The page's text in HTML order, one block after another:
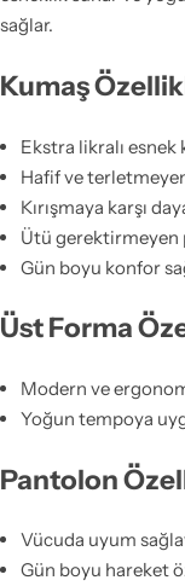
sağlar.
Kumaş
Ekstra likralı esnek
Hafif ve
Kırışmaya karşı
Ütü gerektirmeyen
Gün boyu konfor
Üst Forma
Modern ve
Yoğun tempoya
Pantolon
Vücuda uyum
Gün boyu hareket